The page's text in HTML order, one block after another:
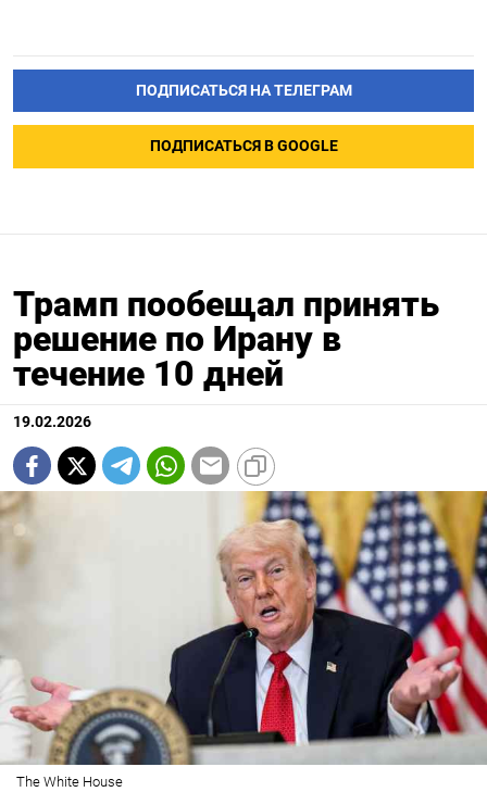
ПОДПИСАТЬСЯ НА ТЕЛЕГРАМ
ПОДПИСАТЬСЯ В GOOGLE
Трамп пообещал принять
решение по Ирану в
течение 10 дней
19.02.2026
The White House